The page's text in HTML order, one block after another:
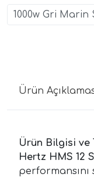
1000w Gri Marin
Ürün
Ürün Bilgisi ve
Hertz HMS 12